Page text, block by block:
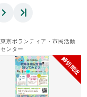
東京ボランティア・市民活動
センター
締切間近